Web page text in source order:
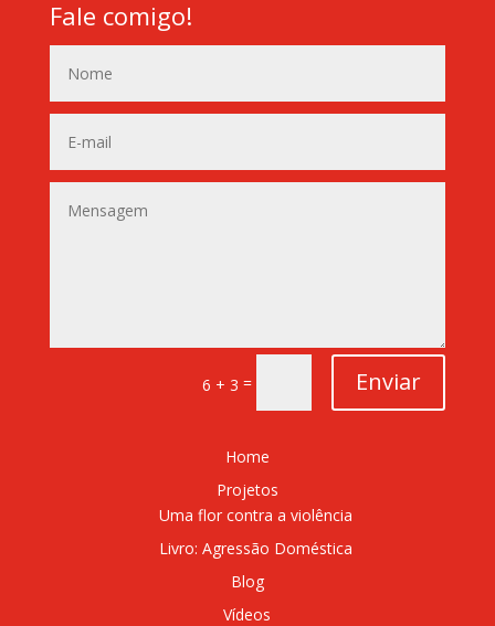
Fale comigo!
6 + 3 = Enviar
Home
Projetos
Uma flor contra a violência
Livro: Agressão Doméstica
Blog
Vídeos